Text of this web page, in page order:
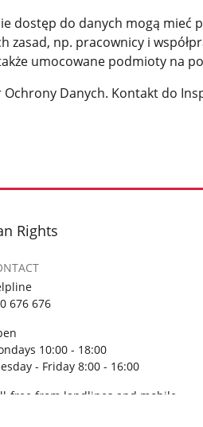
dostęp do danych mogą mieć
np. pracownicy i
umocowane podmioty na
Ochrony Danych. Kontakt do
Rights
676 676
10:00 - 18:00
- Friday 8:00 - 16:00
free from landlines and mobile